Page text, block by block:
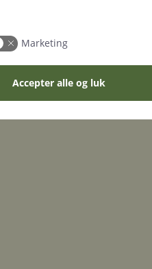
om os
Marketing
Accepter alle og luk